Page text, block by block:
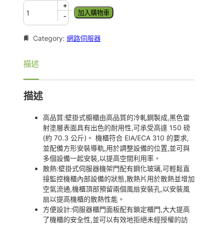
6
U
-
0
掛
路
+
-
加入購物車
Category: 網路伺服器
描述
描述
高品質:壁掛式櫥櫃由高品質的冷軋鋼製成,黑色雷
射塗層表面具有出色的耐用性,可承受高達 150 磅
(約 70.3 公斤)。 機櫃符合 EIA/ECA 310 的要求,
並配備方形安裝導軌,用於調整設備的位置,並可與
多個設備一起安裝,以提高空間利用率。
散熱:壁掛式伺服器機架門配有鋼化玻璃,可輕鬆直
接監控機櫃內部設備的狀態,散熱片用於散熱並增加
空氣流通,機櫃頂部預留兩個風扇安裝孔,以安裝風
扇以提高機櫃的散熱性能。
方便設計:伺服器櫃門面板配有鎖定櫃門,大大提高
了機櫃的安全性,並可以有效地拒絕未經授權的訪